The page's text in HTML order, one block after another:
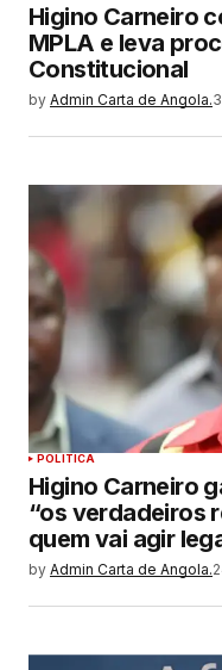
Higino Carneiro
MPLA e leva
Constitucional
by Admin Carta de Angola.
POLITICA
Higino Carneiro
“os verdadeiros
quem vai agir
by Admin Carta de Angola.